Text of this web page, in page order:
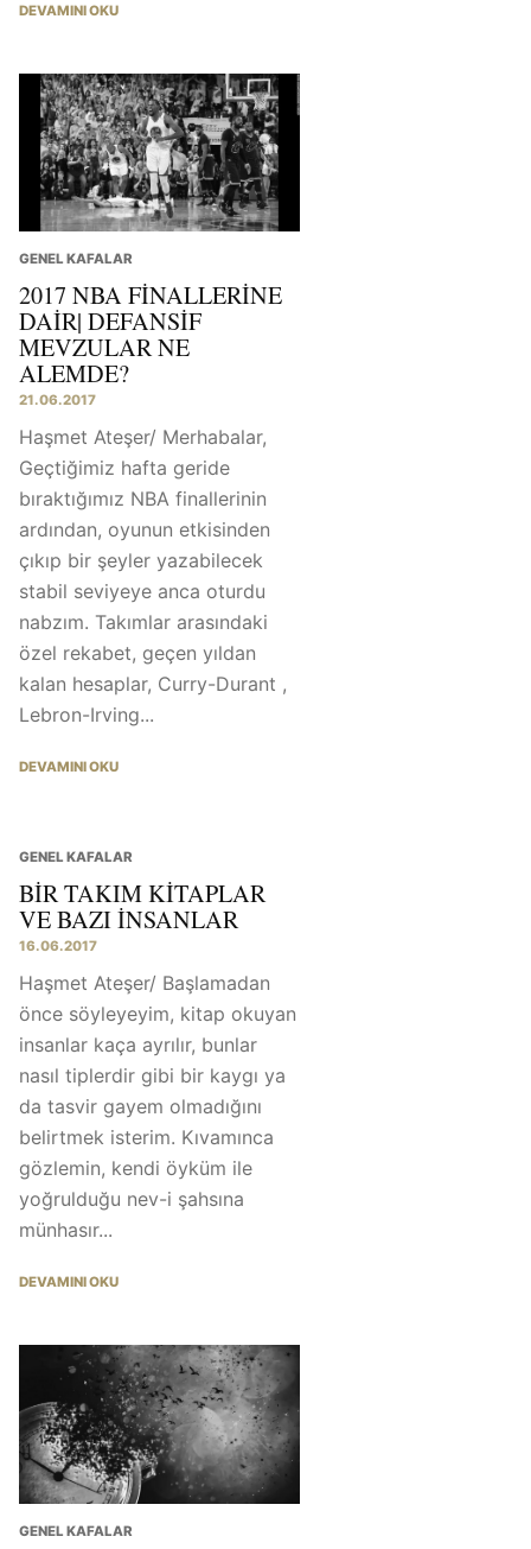
DEVAMINI OKU
GENEL KAFALAR
2017 NBA FINALLERINE
DAIR| DEFANSIF
MEVZULAR NE
ALEMDE?
21.06.2017
Haşmet Ateşer/ Merhabalar,
Geçtiğimiz hafta geride
bıraktığımız NBA finallerinin
ardından, oyunun etkisinden
çıkıp bir şeyler yazabilecek
stabil seviyeye anca oturdu
nabzım. Takımlar arasındaki
özel rekabet, geçen yıldan
kalan hesaplar, Curry-Durant ,
Lebron-Irving...
DEVAMINI OKU
GENEL KAFALAR
BIR TAKIM KITAPLAR
VE BAZI INSANLAR
16.06.2017
Haşmet Ateşer/ Başlamadan
önce söyleyeyim, kitap okuyan
insanlar kaça ayrılır, bunlar
nasıl tiplerdir gibi bir kaygı ya
da tasvir gayem olmadığını
belirtmek isterim. Kıvamınca
gözlemin, kendi öyküm ile
yoğrulduğu nev-i şahsına
münhasır...
DEVAMINI OKU
GENEL KAFALAR